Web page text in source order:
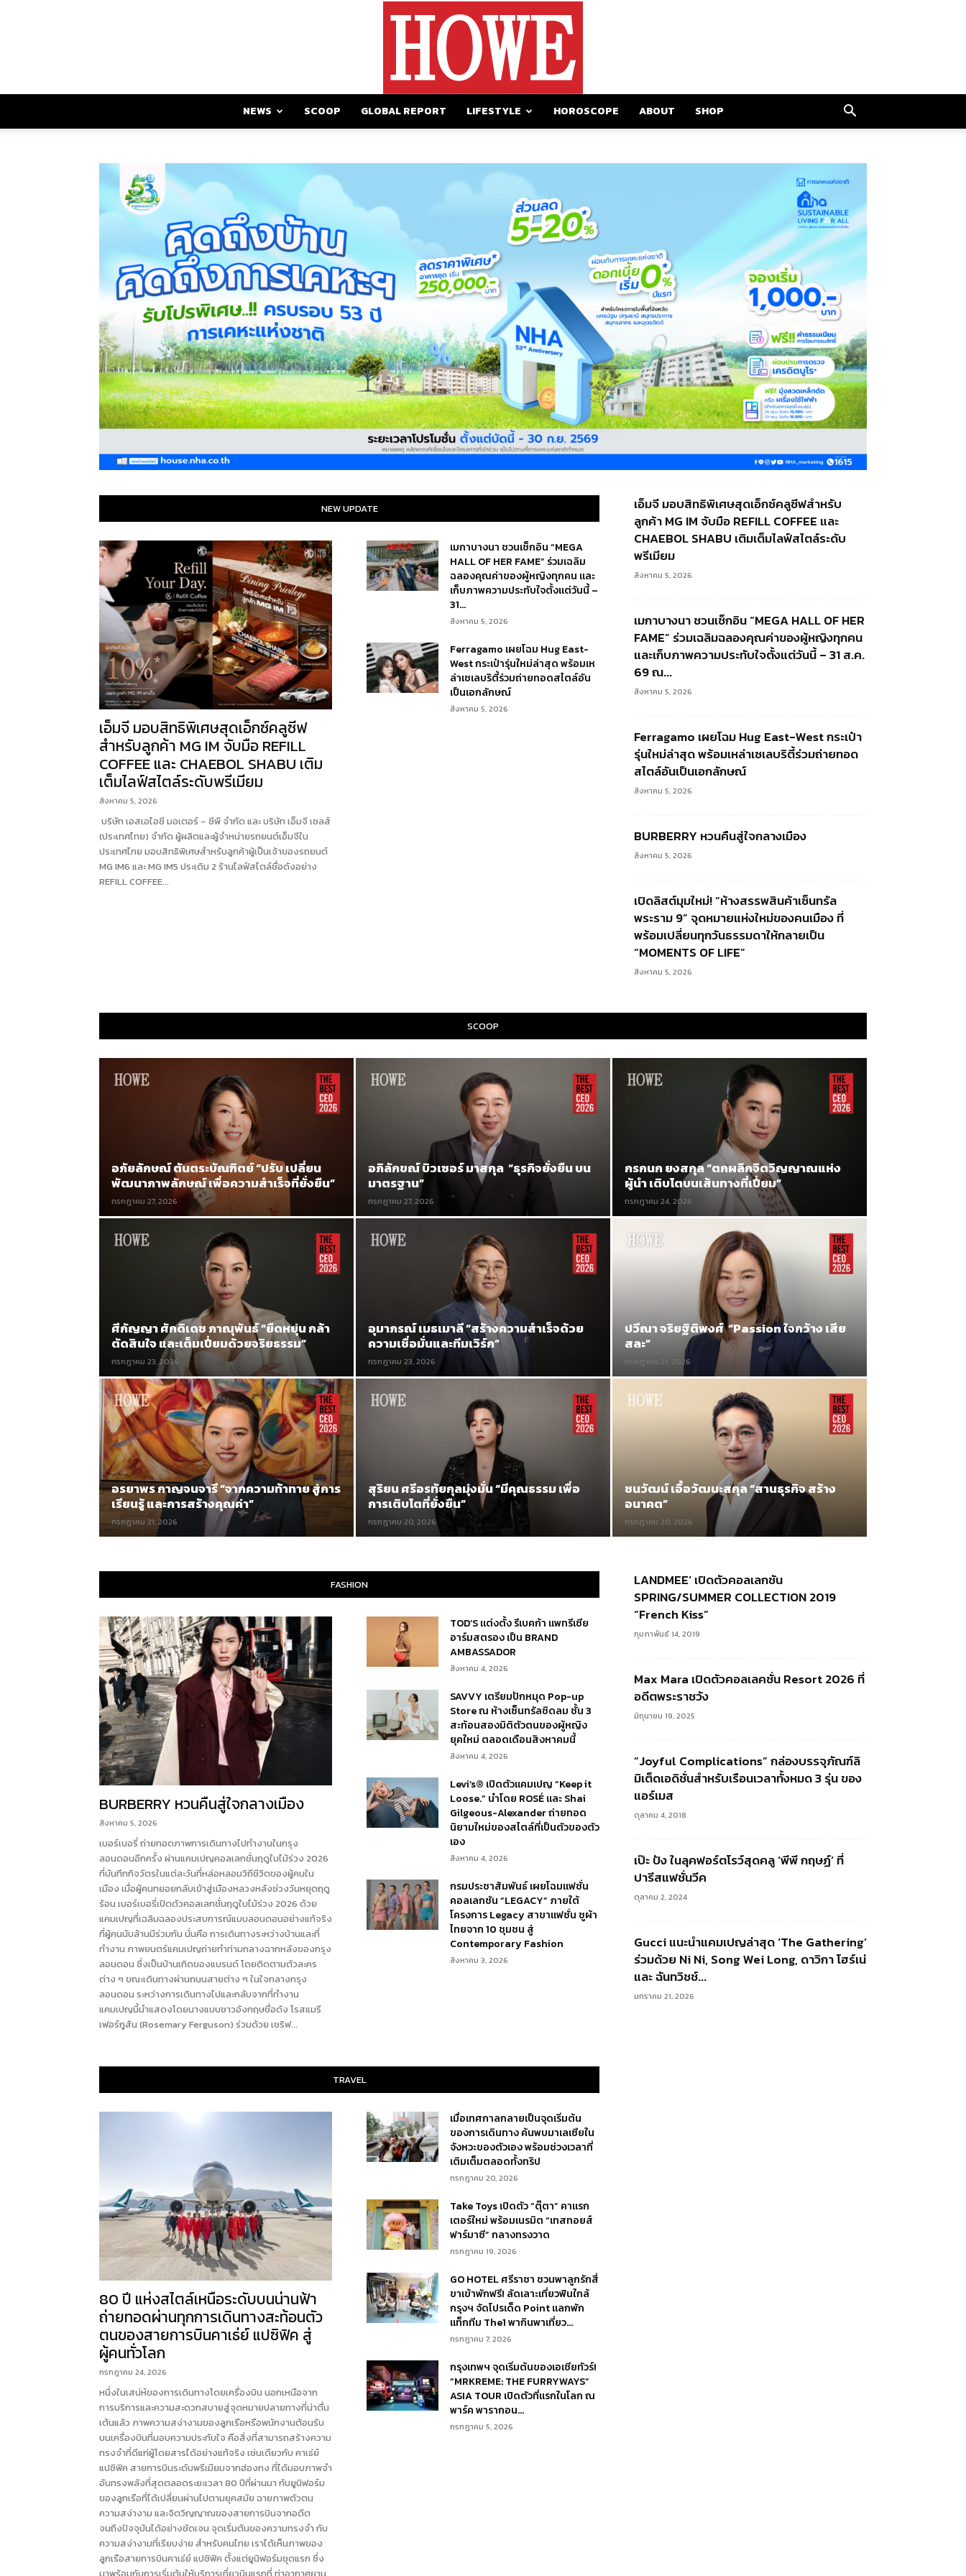
NEWS SCOOP GLOBAL REPORT LIFESTYLE HOROSCOPE ABOUT SHOP
NEW UPDATE
เอ็มจี มอบสิทธิพิเศษสุดเอ็กซ์คลูซีฟ
สำหรับลูกค้า MG IM จับมือ REFILL
COFFEE และ CHAEBOL SHABU เติม
เต็มไลฟ์สไตล์ระดับพรีเมียม
สิงหาคม 5, 2026
บริษัท เอสเอไอซี มอเตอร์ – ซีพี จำกัด และ บริษัท เอ็มจี เซลส์
(ประเทศไทย) จำกัด ผู้ผลิตและผู้จำหน่ายรถยนต์เอ็มจีใน
ประเทศไทย มอบสิทธิพิเศษสำหรับลูกค้าผู้เป็นเจ้าของรถยนต์
MG IM6 และ MG IM5 ประเดิม 2 ร้านไลฟ์สไตล์ชื่อดังอย่าง
REFILL COFFEE...
เมกาบางนา ชวนเช็กอิน “MEGA
HALL OF HER FAME” ร่วมเฉลิม
ฉลองคุณค่าของผู้หญิงทุกคน และ
เก็บภาพความประทับใจตั้งแต่วันนี้ –
31...
สิงหาคม 5, 2026
Ferragamo เผยโฉม Hug East-
West กระเป๋ารุ่นใหม่ล่าสุด พร้อมเห
ล่าเซเลบริตี้ร่วมถ่ายทอดสไตล์อัน
เป็นเอกลักษณ์
สิงหาคม 5, 2026
เอ็มจี มอบสิทธิพิเศษสุดเอ็กซ์คลูซีฟสำหรับ
ลูกค้า MG IM จับมือ REFILL COFFEE และ
CHAEBOL SHABU เติมเต็มไลฟ์สไตล์ระดับ
พรีเมียม
สิงหาคม 5, 2026
เมกาบางนา ชวนเช็กอิน “MEGA HALL OF HER
FAME” ร่วมเฉลิมฉลองคุณค่าของผู้หญิงทุกคน
และเก็บภาพความประทับใจตั้งแต่วันนี้ – 31 ส.ค.
69 ณ...
สิงหาคม 5, 2026
Ferragamo เผยโฉม Hug East-West กระเป๋า
รุ่นใหม่ล่าสุด พร้อมเหล่าเซเลบริตี้ร่วมถ่ายทอด
สไตล์อันเป็นเอกลักษณ์
สิงหาคม 5, 2026
BURBERRY หวนคืนสู่ใจกลางเมือง
สิงหาคม 5, 2026
เปิดลิสต์มุมใหม่! “ห้างสรรพสินค้าเซ็นทรัล
พระราม 9” จุดหมายแห่งใหม่ของคนเมือง ที่
พร้อมเปลี่ยนทุกวันธรรมดาให้กลายเป็น
“MOMENTS OF LIFE”
สิงหาคม 5, 2026
SCOOP
อภัยลักษณ์ ตันตระบัณฑิตย์ “ปรับ เปลี่ยน
พัฒนาภาพลักษณ์ เพื่อความสำเร็จที่ยั่งยืน”
กรกฎาคม 27, 2026
อภิลักขณ์ บิวเซอร์ มาสกุล “ธุรกิจยั่งยืน บน
มาตรฐาน”
กรกฎาคม 27, 2026
กรกนก ยงสกุล “ตกผลึกจิตวิญญาณแห่ง
ผู้นำ เติบโตบนเส้นทางที่เปี่ยม”
กรกฎาคม 24, 2026
ศีกัญญา ศักดิเดช ภาณุพันธ์ “ยืดหยุ่น กล้า
ตัดสินใจ และเต็มเปี่ยมด้วยจริยธรรม”
กรกฎาคม 23, 2026
อุมาภรณ์ เมธเมาลี “สร้างความสำเร็จด้วย
ความเชื่อมั่นและทีมเวิร์ก”
กรกฎาคม 23, 2026
ปวีณา จริยฐิติพงศ์ “Passion ใจกว้าง เสีย
สละ”
กรกฎาคม 21, 2026
อรยาพร กาญจนจารี “จากความท้าทาย สู่การ
เรียนรู้ และการสร้างคุณค่า”
กรกฎาคม 21, 2026
สุริยน ศรีอรทัยกุลมุ่งมั่น “มีคุณธรรม เพื่อ
การเติบโตที่ยั่งยืน”
กรกฎาคม 20, 2026
ชนวัฒน์ เอื้อวัฒนะสกุล “สานธุรกิจ สร้าง
อนาคต”
กรกฎาคม 20, 2026
FASHION
BURBERRY หวนคืนสู่ใจกลางเมือง
สิงหาคม 5, 2026
เบอร์เบอรี่ ถ่ายทอดภาพการเดินทางไปทำงานในกรุง
ลอนดอนอีกครั้ง ผ่านแคมเปญคอลเลกชั่นฤดูใบไม้ร่วง 2026
ที่บันทึกกิจวัตรในแต่ละวันที่หล่อหลอมวิถีชีวิตของผู้คนใน
เมือง เมื่อผู้คนทยอยกลับเข้าสู่เมืองหลวงหลังช่วงวันหยุดฤดู
ร้อน เบอร์เบอรี่เปิดตัวคอลเลกชั่นฤดูใบไม้ร่วง 2026 ด้วย
แคมเปญที่เฉลิมฉลองประสบการณ์แบบลอนดอนอย่างแท้จริง
ที่ผู้คนนับล้านมีร่วมกัน นั่นคือ การเดินทางระหว่างบ้านและที่
ทำงาน ภาพยนตร์แคมเปญถ่ายทำท่ามกลางฉากหลังของกรุง
ลอนดอน ซึ่งเป็นบ้านเกิดของแบรนด์ โดยติดตามตัวละคร
ต่าง ๆ ขณะเดินทางผ่านถนนสายต่าง ๆ ในใจกลางกรุง
ลอนดอน ระหว่างการเดินทางไปและกลับจากที่ทำงาน
แคมเปญนี้นำแสดงโดยนางแบบชาวอังกฤษชื่อดัง โรสแมรี
เฟอร์กูสัน (Rosemary Ferguson) ร่วมด้วย เชริฟ...
TOD’S แต่งตั้ง รีเบคก้า แพทรีเซีย
อาร์มสตรอง เป็น BRAND
AMBASSADOR
สิงหาคม 4, 2026
SAVVY เตรียมปักหมุด Pop-up
Store ณ ห้างเซ็นทรัลชิดลม ชั้น 3
สะท้อนสองมิติตัวตนของผู้หญิง
ยุคใหม่ ตลอดเดือนสิงหาคมนี้
สิงหาคม 4, 2026
Levi’s® เปิดตัวแคมเปญ “Keep it
Loose.” นำโดย ROSÉ และ Shai
Gilgeous-Alexander ถ่ายทอด
นิยามใหม่ของสไตล์ที่เป็นตัวของตัว
เอง
สิงหาคม 4, 2026
กรมประชาสัมพันธ์ เผยโฉมแฟชั่น
คอลเลกชัน “LEGACY” ภายใต้
โครงการ Legacy สาขาแฟชั่น ชูผ้า
ไทยจาก 10 ชุมชน สู่
Contemporary Fashion
สิงหาคม 3, 2026
LANDMEE’ เปิดตัวคอลเลกชัน
SPRING/SUMMER COLLECTION 2019
“French Kiss”
กุมภาพันธ์ 14, 2019
Max Mara เปิดตัวคอลเลคชั่น Resort 2026 ที่
อดีตพระราชวัง
มิถุนายน 19, 2025
“Joyful Complications” กล่องบรรจุภัณฑ์ลิ
มิเต็ดเอดิชั่นสำหรับเรือนเวลาทั้งหมด 3 รุ่น ของ
แอร์เมส
ตุลาคม 4, 2018
เป๊ะ ปัง ในลุคฟอร์ตโรว์สุดคลู ‘พีพี กฤษฏ์’ ที่
ปารีสแฟชั่นวีค
ตุลาคม 2, 2024
Gucci แนะนำแคมเปญล่าสุด ‘The Gathering’
ร่วมด้วย Ni Ni, Song Wei Long, ดาวิกา โฮร์เน่
และ ฉันทวิชช์...
มกราคม 21, 2026
TRAVEL
80 ปี แห่งสไตล์เหนือระดับบนน่านฟ้า
ถ่ายทอดผ่านทุกการเดินทางสะท้อนตัว
ตนของสายการบินคาเธ่ย์ แปซิฟิค สู่
ผู้คนทั่วโลก
กรกฎาคม 24, 2026
หนึ่งในเสน่ห์ของการเดินทางโดยเครื่องบิน นอกเหนือจาก
การบริการและความสะดวกสบายสู่จุดหมายปลายทางที่น่าตื่น
เต้นแล้ว ภาพความสง่างามของลูกเรือหรือพนักงานต้อนรับ
บนเครื่องบินที่มอบความประทับใจ คือสิ่งที่สามารถสร้างความ
ทรงจำที่ดีแก่ผู้โดยสารได้อย่างแท้จริง เช่นเดียวกับ คาเธ่ย์
แปซิฟิค สายการบินระดับพรีเมียมจากฮ่องกง ที่ได้มอบภาพจำ
อันทรงพลังที่สุดตลอดระยะเวลา 80 ปีที่ผ่านมา กับยูนิฟอร์ม
ของลูกเรือที่ได้เปลี่ยนผ่านไปตามยุคสมัย ฉายภาพตัวตน
ความสง่างาม และจิตวิญญาณของสายการบินจากอดีต
จนถึงปัจจุบันได้อย่างชัดเจน จุดเริ่มต้นของความทรงจำ กับ
ความสง่างามที่เรียบง่าย สำหรับคนไทย เราได้เห็นภาพของ
ลูกเรือสายการบินคาเธ่ย์ แปซิฟิค ตั้งแต่ยูนิฟอร์มชุดแรก ซึ่ง
เมื่อเทศกาลกลายเป็นจุดเริ่มต้น
ของการเดินทาง ค้นพบมาเลเซียใน
จังหวะของตัวเอง พร้อมช่วงเวลาที่
เติมเต็มตลอดทั้งทริป
กรกฎาคม 20, 2026
Take Toys เปิดตัว “ตุ๊ตา” คาแรก
เตอร์ใหม่ พร้อมเนรมิต “เทสทอยส์
ฟาร์มาซี” กลางทรงวาด
กรกฎาคม 19, 2026
GO HOTEL ศรีราชา ชวนพาลูกรักสี่
ขาเข้าพักฟรี! ลัดเลาะเที่ยวฟินใกล้
กรุงฯ จัดโปรเด็ด Point แลกพัก
แท็กทีม The1 พากินพาเที่ยว...
กรกฎาคม 7, 2026
กรุงเทพฯ จุดเริ่มต้นของเอเชียทัวร์!
“MRKREME: THE FURRYWAYS”
ASIA TOUR เปิดตัวที่แรกในโลก ณ
พาร์ค พารากอน...
กรกฎาคม 5, 2026